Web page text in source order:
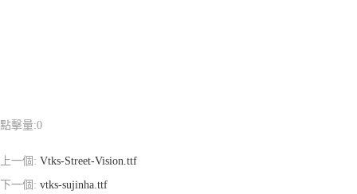
點擊量:0
上一個: Vtks-Street-Vision.ttf
下一個: vtks-sujinha.ttf